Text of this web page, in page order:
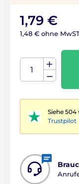
1,79 €
1,48 € ohne
Siehe
Trustpilot